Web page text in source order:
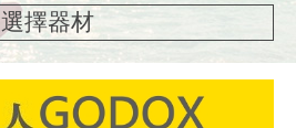
選擇器材